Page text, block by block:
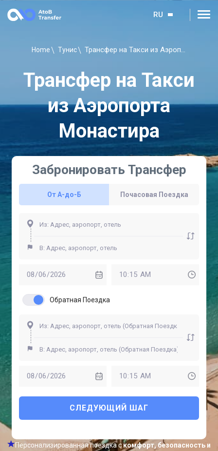
RU
Home Тунис Трансфер на Такси из Аэропорта Монастира
Трансфер на Такси
из Аэропорта
Монастира
Забронировать Трансфер
От A-до-Б Почасовая Поездка
Обратная Поездка
СЛЕДУЮЩИЙ ШАГ
Персонализированная поездка скомфорт, безопасность и